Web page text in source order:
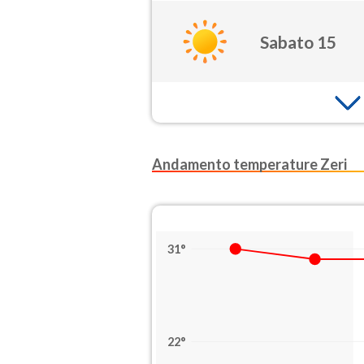
Sabato 15
Andamento temperature Zeri
31°
22°